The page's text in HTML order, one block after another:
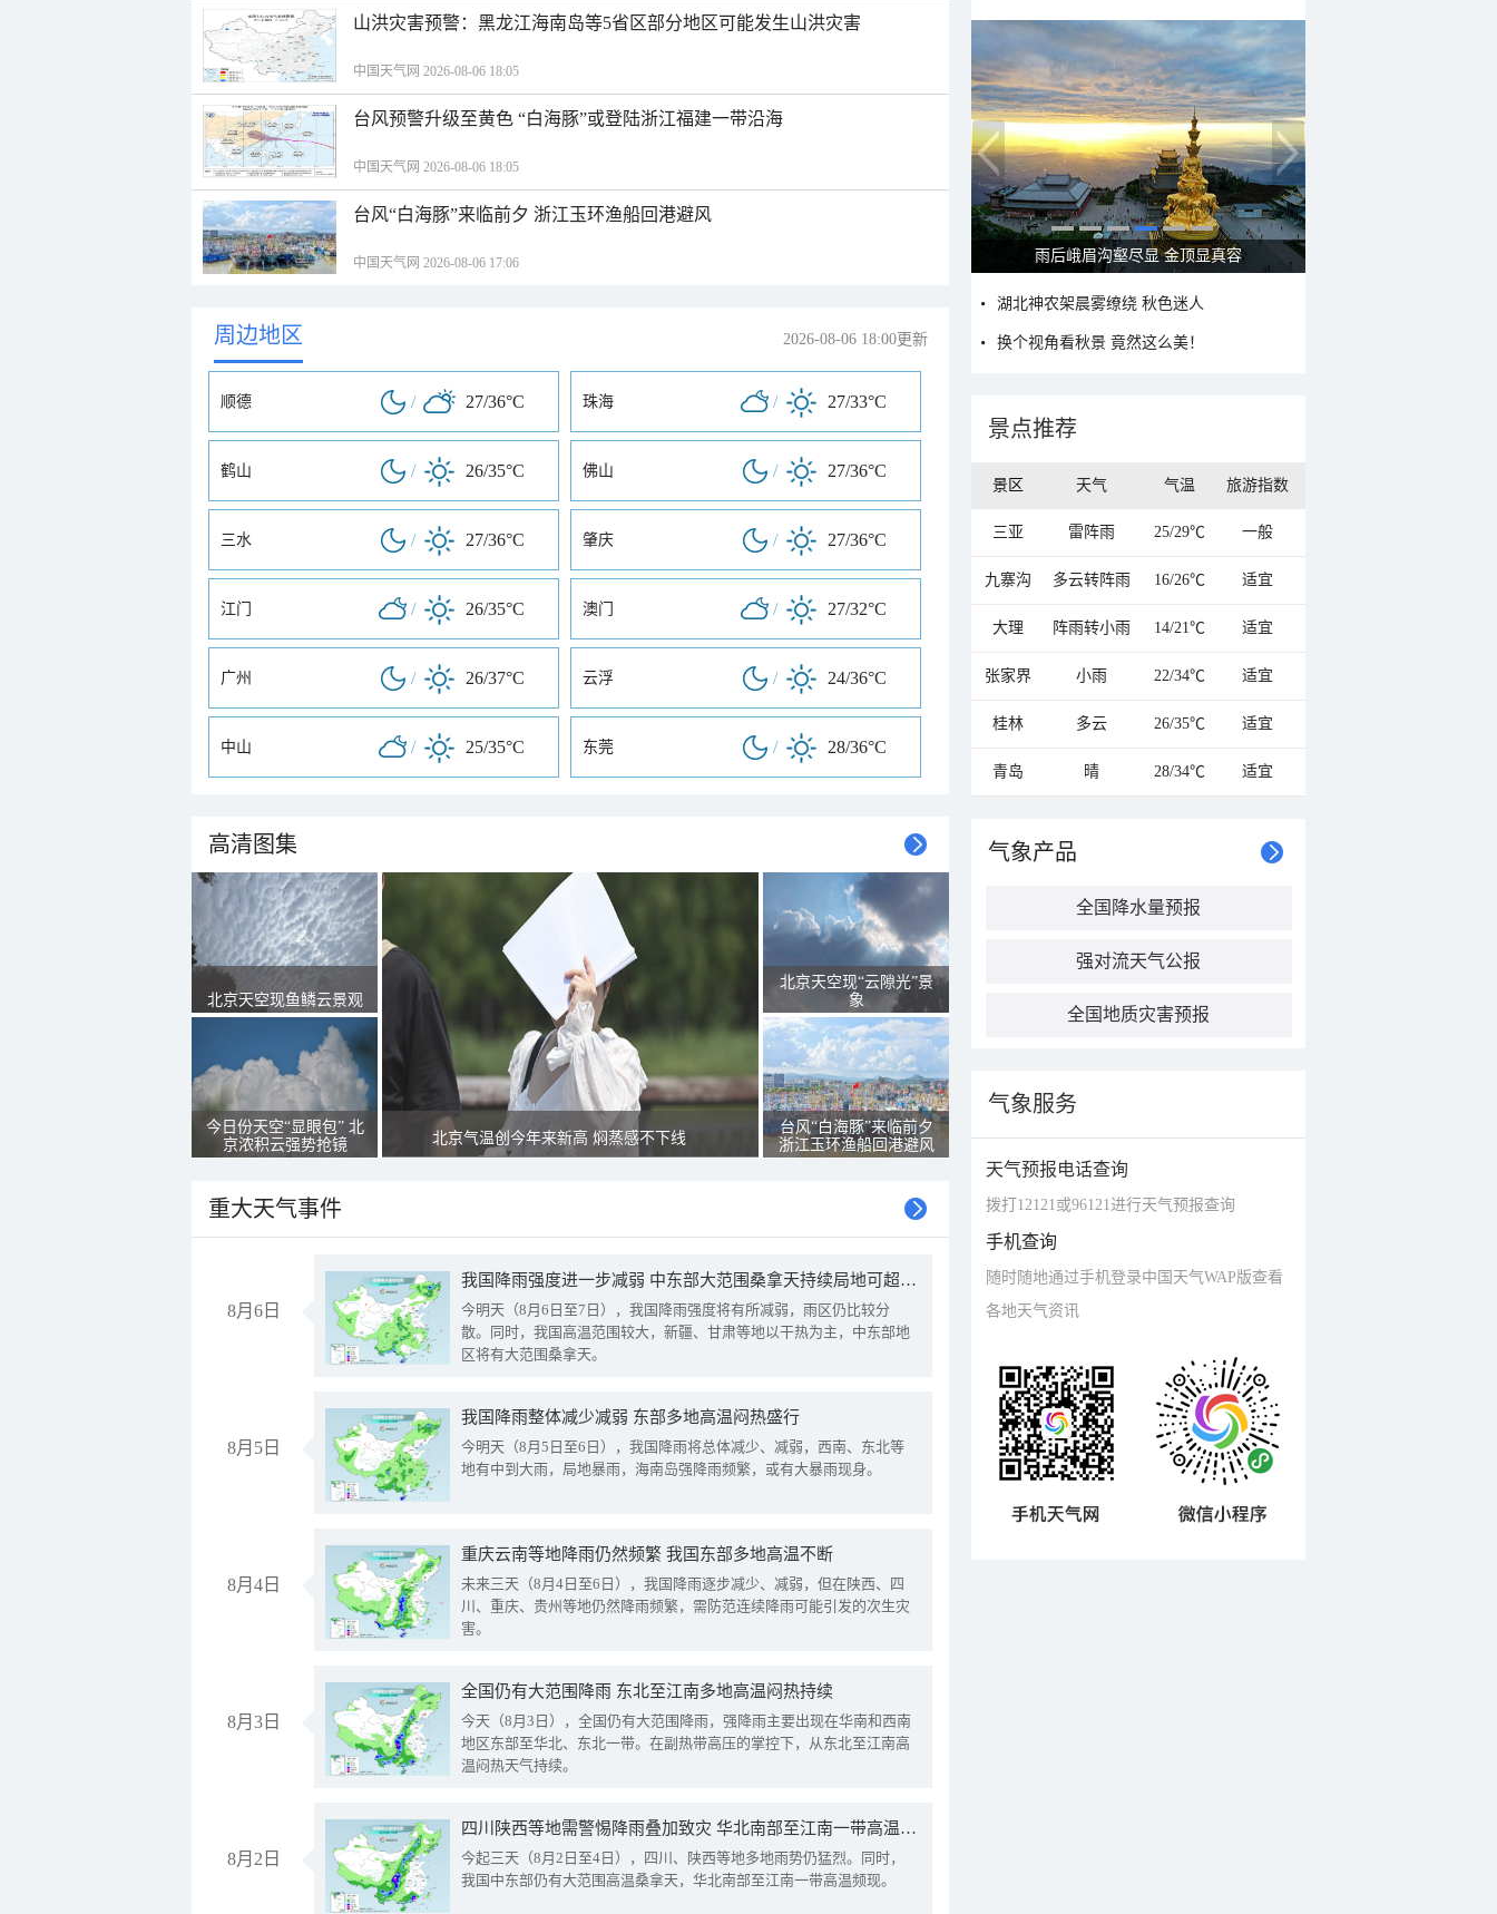
山洪灾害预警：黑龙江海南岛等5省区部分地区可能发生山洪灾害
中国天气网 2026-08-06 18:05
台风预警升级至黄色 “白海豚”或登陆浙江福建一带沿海
中国天气网 2026-08-06 18:05
台风“白海豚”来临前夕 浙江玉环渔船回港避风
中国天气网 2026-08-06 17:06
周边地区 2026-08-06 18:00更新
顺德 / 27/36°C 珠海 / 27/33°C
鹤山 / 26/35°C 佛山 / 27/36°C
三水 / 27/36°C 肇庆 / 27/36°C
江门 / 26/35°C 澳门 / 27/32°C
广州 / 26/37°C 云浮 / 24/36°C
中山 / 25/35°C 东莞 / 28/36°C
高清图集
北京天空现鱼鳞云景观
今日份天空“显眼包” 北
京浓积云强势抢镜
北京气温创今年来新高 焖蒸感不下线
北京天空现“云隙光”景
象
台风“白海豚”来临前夕
浙江玉环渔船回港避风
重大天气事件
8月6日
我国降雨强度进一步减弱 中东部大范围桑拿天持续局地可超38℃
今明天（8月6日至7日），我国降雨强度将有所减弱，雨区仍比较分
散。同时，我国高温范围较大，新疆、甘肃等地以干热为主，中东部地
区将有大范围桑拿天。
8月5日
我国降雨整体减少减弱 东部多地高温闷热盛行
今明天（8月5日至6日），我国降雨将总体减少、减弱，西南、东北等
地有中到大雨，局地暴雨，海南岛强降雨频繁，或有大暴雨现身。
8月4日
重庆云南等地降雨仍然频繁 我国东部多地高温不断
未来三天（8月4日至6日），我国降雨逐步减少、减弱，但在陕西、四
川、重庆、贵州等地仍然降雨频繁，需防范连续降雨可能引发的次生灾
害。
8月3日
全国仍有大范围降雨 东北至江南多地高温闷热持续
今天（8月3日），全国仍有大范围降雨，强降雨主要出现在华南和西南
地区东部至华北、东北一带。在副热带高压的掌控下，从东北至江南高
温闷热天气持续。
8月2日
四川陕西等地需警惕降雨叠加致灾 华北南部至江南一带高温频现
今起三天（8月2日至4日），四川、陕西等地多地雨势仍猛烈。同时，
我国中东部仍有大范围高温桑拿天，华北南部至江南一带高温频现。
雨后峨眉沟壑尽显 金顶显真容
湖北神农架晨雾缭绕 秋色迷人
换个视角看秋景 竟然这么美！
景点推荐
景区 天气 气温 旅游指数
三亚 雷阵雨 25/29℃ 一般
九寨沟 多云转阵雨 16/26℃ 适宜
大理 阵雨转小雨 14/21℃ 适宜
张家界 小雨 22/34℃ 适宜
桂林 多云 26/35℃ 适宜
青岛 晴 28/34℃ 适宜
气象产品
全国降水量预报
强对流天气公报
全国地质灾害预报
气象服务
天气预报电话查询
拨打12121或96121进行天气预报查询
手机查询
随时随地通过手机登录中国天气WAP版查看
各地天气资讯